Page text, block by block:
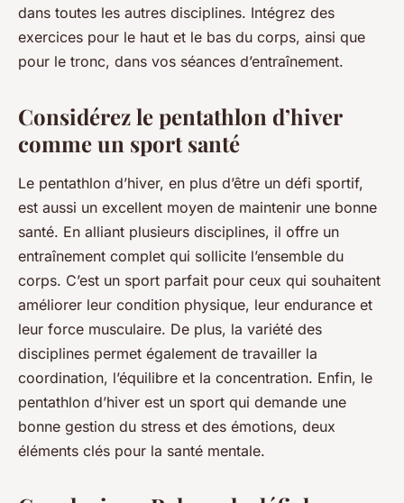
dans toutes les autres disciplines. Intégrez des
exercices pour le haut et le bas du corps, ainsi que
pour le tronc, dans vos séances d’entraînement.
Considérez le pentathlon d’hiver
comme un sport santé
Le pentathlon d’hiver, en plus d’être un défi sportif,
est aussi un excellent moyen de maintenir une bonne
santé. En alliant plusieurs disciplines, il offre un
entraînement complet qui sollicite l’ensemble du
corps. C’est un sport parfait pour ceux qui souhaitent
améliorer leur condition physique, leur endurance et
leur force musculaire. De plus, la variété des
disciplines permet également de travailler la
coordination, l’équilibre et la concentration. Enfin, le
pentathlon d’hiver est un sport qui demande une
bonne gestion du stress et des émotions, deux
éléments clés pour la santé mentale.